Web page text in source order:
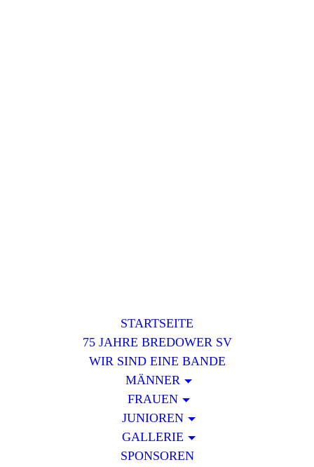
STARTSEITE
75 JAHRE BREDOWER SV
WIR SIND EINE BANDE
MÄNNER
FRAUEN
JUNIOREN
GALLERIE
SPONSOREN